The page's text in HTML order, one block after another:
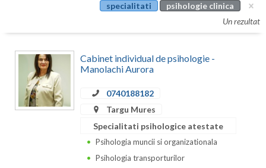
Bucuresti
Buzau
Calarasi
Caras-Severin
specialitati
psihologie clinica
Un rezultat
Cabinet individual de psihologie -
Manolachi Aurora
0740188182
Targu Mures
Specialitati psihologice atestate
Psihologia muncii si organizationala
Psihologia transporturilor